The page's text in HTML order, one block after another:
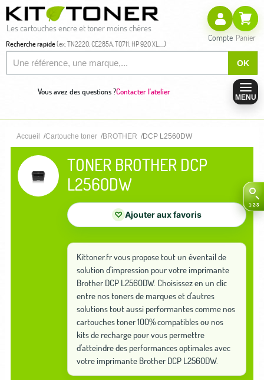
Les cartouches encre et toner moins chères
Recherche rapide(ex: TN2220, CE285A, T0711, HP 920 XL,...)
OK
Compte Panier
Vous avez des questions ?Contacter l'atelier
MENU
Accueil Cartouche toner BROTHER DCP L2560DW
TONER BROTHER DCP
L2560DW
♡ Ajouter aux favoris
Kittoner.fr vous propose tout un éventail de
solution d'impression pour votre imprimante
Brother DCP L2560DW. Choisissez en un clic
entre nos toners de marques et d'autres
solutions tout aussi performantes comme nos
cartouches toner 100% compatibles ou nos
kits de recharge pour vous permettre
d'atteindre des performances optimales avec
votre imprimante Brother DCP L2560DW.